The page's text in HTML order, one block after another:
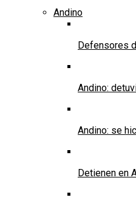
Andino
Defensores
Andino:
Andino: se
Detienen en